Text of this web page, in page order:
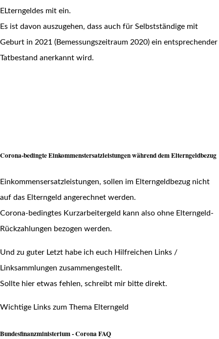
ELterngeldes mit ein.
Es ist davon auszugehen, dass auch für Selbstständige mit
Geburt in 2021 (Bemessungszeitraum 2020) ein entsprechender
Tatbestand anerkannt wird.
Corona-bedingte Einkommenstersatzleistungen während dem Elterngeldbezug
Einkommensersatzleistungen, sollen im Elterngeldbezug nicht
auf das Elterngeld angerechnet werden.
Corona-bedingtes Kurzarbeitergeld kann also ohne Elterngeld-
Rückzahlungen bezogen werden.
Und zu guter Letzt habe ich euch Hilfreichen Links /
Linksammlungen zusammengestellt.
Sollte hier etwas fehlen, schreibt mir bitte direkt.
Wichtige Links zum Thema Elterngeld
Bundesfinanzministerium - Corona FAQ